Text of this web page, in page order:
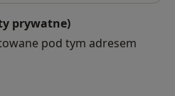
prywatne)
pod tym adresem